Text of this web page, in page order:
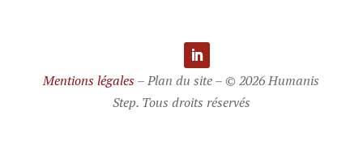
Mentions légales– Plan du site – © 2026 Humanis
Step. Tous droits réservés